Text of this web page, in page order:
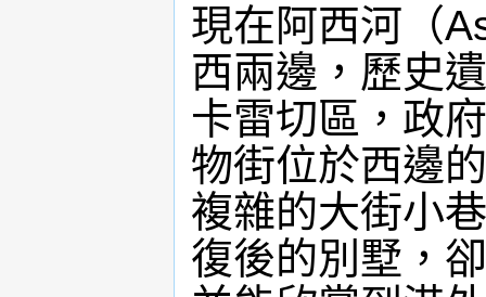
現在阿西河（
西兩邊，歷史
卡雷切區，政
物街位於西邊
複雜的大街小
復後的別墅，